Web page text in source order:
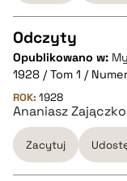
pobierz cytat
CZYSTY TEKST
pobierz cytat
BIBTEX
Odczyty
Opublikowano w:
1928 / Tom 1 /
ROK: 1928
Ananiasz
Zacytuj